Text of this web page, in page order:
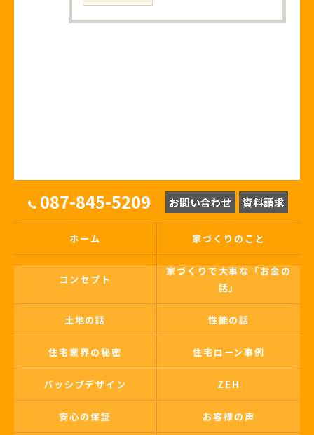
087-845-5209 お問い合わせ 資料請求
ホーム 家づくりのこと
コンセプト
家づくりで大事な「お金の
話」
土地の話 性能の話
住宅業界の秘密 住宅ローン事例
パッシブデザイン ZEH
安心の保証 お客様の声